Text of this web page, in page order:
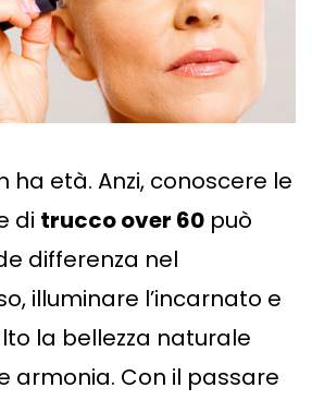
ha età. Anzi, conoscere le
di trucco over 60 può
differenza nel
illuminare l’incarnato e
la bellezza naturale
armonia. Con il passare